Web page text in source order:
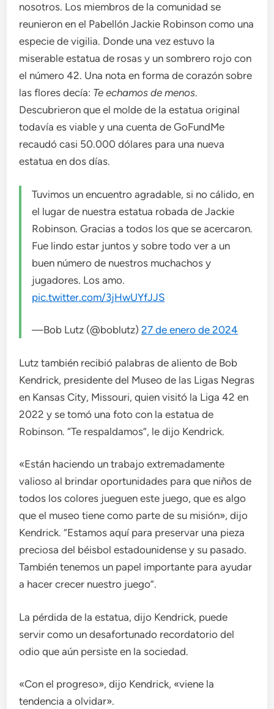
nosotros. Los miembros de la comunidad se
reunieron en el Pabellón Jackie Robinson como una
especie de vigilia. Donde una vez estuvo la
miserable estatua de rosas y un sombrero rojo con
el número 42. Una nota en forma de corazón sobre
las flores decía: Te echamos de menos.
Descubrieron que el molde de la estatua original
todavía es viable y una cuenta de GoFundMe
recaudó casi 50.000 dólares para una nueva
estatua en dos días.
Tuvimos un encuentro agradable, si no cálido, en
el lugar de nuestra estatua robada de Jackie
Robinson. Gracias a todos los que se acercaron.
Fue lindo estar juntos y sobre todo ver a un
buen número de nuestros muchachos y
jugadores. Los amo.
pic.twitter.com/3jHwUYfJJS
—Bob Lutz (@boblutz)27 de enero de 2024
Lutz también recibió palabras de aliento de Bob
Kendrick, presidente del Museo de las Ligas Negras
en Kansas City, Missouri, quien visitó la Liga 42 en
2022 y se tomó una foto con la estatua de
Robinson. “Te respaldamos”, le dijo Kendrick.
«Están haciendo un trabajo extremadamente
valioso al brindar oportunidades para que niños de
todos los colores jueguen este juego, que es algo
que el museo tiene como parte de su misión», dijo
Kendrick. “Estamos aquí para preservar una pieza
preciosa del béisbol estadounidense y su pasado.
También tenemos un papel importante para ayudar
a hacer crecer nuestro juego”.
La pérdida de la estatua, dijo Kendrick, puede
servir como un desafortunado recordatorio del
odio que aún persiste en la sociedad.
«Con el progreso», dijo Kendrick, «viene la
tendencia a olvidar».